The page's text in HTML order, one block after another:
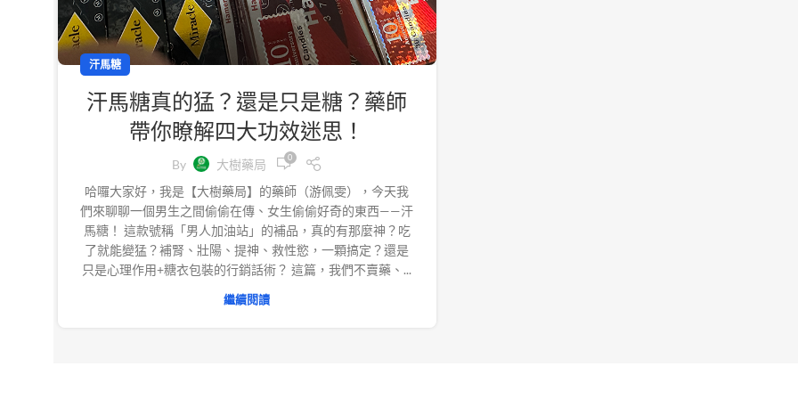
汗馬糖
汗馬糖真的猛？還是只是糖？藥師
帶你瞭解四大功效迷思！
By 大樹藥局 0
哈囉大家好，我是【大樹藥局】的藥師（游佩雯），今天我
們來聊聊一個男生之間偷偷在傳、女生偷偷好奇的東西——汗
馬糖！ 這款號稱「男人加油站」的補品，真的有那麼神？吃
了就能變猛？補腎、壯陽、提神、救性慾，一顆搞定？還是
只是心理作用+糖衣包裝的行銷話術？ 這篇，我們不賣藥、...
繼續閱讀